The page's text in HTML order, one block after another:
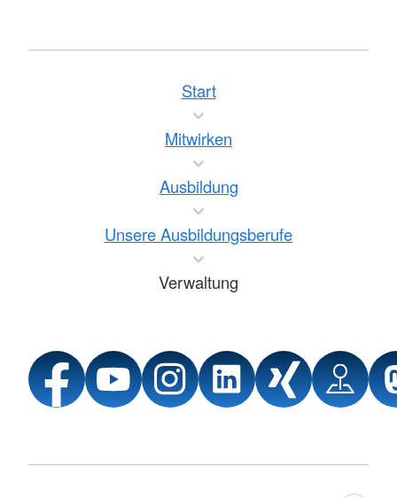
Start
Mitwirken
Ausbildung
Unsere Ausbildungsberufe
Verwaltung